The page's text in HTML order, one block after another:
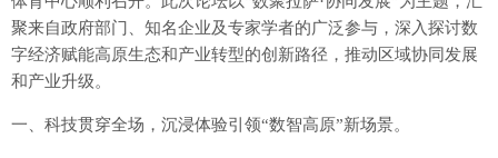
聚来自政府部门、知名企业及专家学者的广泛参与，深入探讨数
字经济赋能高原生态和产业转型的创新路径，推动区域协同发展
和产业升级。
一、科技贯穿全场，沉浸体验引领“数智高原”新场景。